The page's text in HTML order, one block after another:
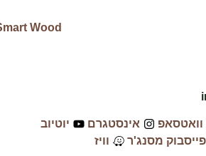
וואטסאפ אינסטגרם
יוטיוב
פייסבוק מסנג'ר
וויז